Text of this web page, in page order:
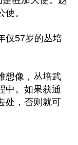
。
仅57岁的丛培
想像，丛培武
中。如果获通
处，否则就可